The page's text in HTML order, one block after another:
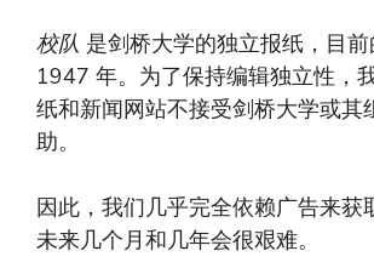
校队 是剑桥大学的独立报纸，目
1947 年。为了保持编辑独立性，
纸和新闻网站不接受剑桥大学或其
助。
因此，我们几乎完全依赖广告来获
未来几个月和几年会很艰难。